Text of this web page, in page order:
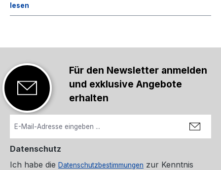
lesen
Für den Newsletter anmelden
und exklusive Angebote
erhalten
Datenschutz
Ich habe die Datenschutzbestimmungen zur Kenntnis